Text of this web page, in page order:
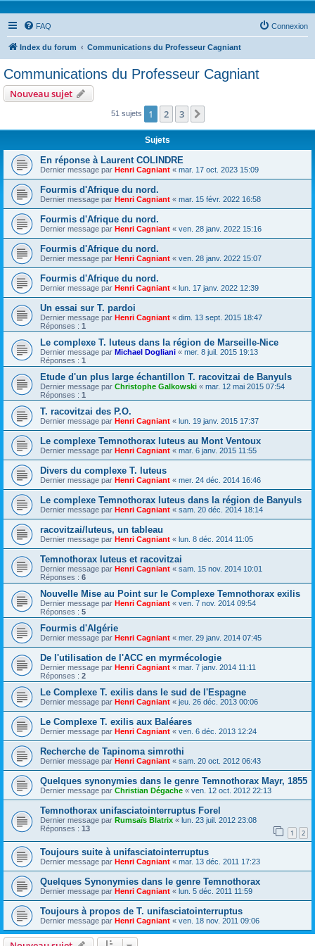
FAQ Connexion
Index du forum Communications du Professeur Cagniant
Communications du Professeur Cagniant
Nouveau sujet
51 sujets 1 2 3
Sujets
En réponse à Laurent COLINDRE
Dernier message par Henri Cagniant « mar. 17 oct. 2023 15:09
Fourmis d'Afrique du nord.
Dernier message par Henri Cagniant « mar. 15 févr. 2022 16:58
Fourmis d'Afrique du nord.
Dernier message par Henri Cagniant « ven. 28 janv. 2022 15:16
Fourmis d'Afrique du nord.
Dernier message par Henri Cagniant « ven. 28 janv. 2022 15:07
Fourmis d'Afrique du nord.
Dernier message par Henri Cagniant « lun. 17 janv. 2022 12:39
Un essai sur T. pardoi
Dernier message par Henri Cagniant « dim. 13 sept. 2015 18:47
Réponses : 1
Le complexe T. luteus dans la région de Marseille-Nice
Dernier message par Michael Dogliani « mer. 8 juil. 2015 19:13
Réponses : 1
Etude d'un plus large échantillon T. racovitzai de Banyuls
Dernier message par Christophe Galkowski « mar. 12 mai 2015 07:54
Réponses : 1
T. racovitzai des P.O.
Dernier message par Henri Cagniant « lun. 19 janv. 2015 17:37
Le complexe Temnothorax luteus au Mont Ventoux
Dernier message par Henri Cagniant « mar. 6 janv. 2015 11:55
Divers du complexe T. luteus
Dernier message par Henri Cagniant « mer. 24 déc. 2014 16:46
Le complexe Temnothorax luteus dans la région de Banyuls
Dernier message par Henri Cagniant « sam. 20 déc. 2014 18:14
racovitzai/luteus, un tableau
Dernier message par Henri Cagniant « lun. 8 déc. 2014 11:05
Temnothorax luteus et racovitzai
Dernier message par Henri Cagniant « sam. 15 nov. 2014 10:01
Réponses : 6
Nouvelle Mise au Point sur le Complexe Temnothorax exilis
Dernier message par Henri Cagniant « ven. 7 nov. 2014 09:54
Réponses : 5
Fourmis d'Algérie
Dernier message par Henri Cagniant « mer. 29 janv. 2014 07:45
De l'utilisation de l'ACC en myrmécologie
Dernier message par Henri Cagniant « mar. 7 janv. 2014 11:11
Réponses : 2
Le Complexe T. exilis dans le sud de l'Espagne
Dernier message par Henri Cagniant « jeu. 26 déc. 2013 00:06
Le Complexe T. exilis aux Baléares
Dernier message par Henri Cagniant « ven. 6 déc. 2013 12:24
Recherche de Tapinoma simrothi
Dernier message par Henri Cagniant « sam. 20 oct. 2012 06:43
Quelques synonymies dans le genre Temnothorax Mayr, 1855
Dernier message par Christian Dégache « ven. 12 oct. 2012 22:13
Temnothorax unifasciatointerruptus Forel
Dernier message par Rumsaïs Blatrix « lun. 23 juil. 2012 23:08
Réponses : 13 1 2
Toujours suite à unifasciatointerruptus
Dernier message par Henri Cagniant « mar. 13 déc. 2011 17:23
Quelques Synonymies dans le genre Temnothorax
Dernier message par Henri Cagniant « lun. 5 déc. 2011 11:59
Toujours à propos de T. unifasciatointerruptus
Dernier message par Henri Cagniant « ven. 18 nov. 2011 09:06